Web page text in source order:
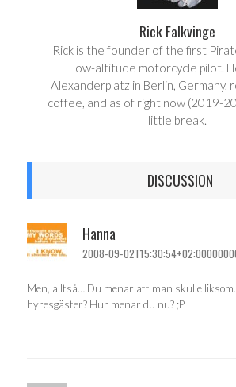
Rick Falkvinge
Rick is the founder of the first
low-altitude motorcycle pilot.
Alexanderplatz in Berlin, Germany,
coffee, and as of right now (2019-
little break.
DISCUSSION
Hanna
2008-09-
Men, alltså… Du menar att man skulle
hyresgäster? Hur menar du nu? ;P